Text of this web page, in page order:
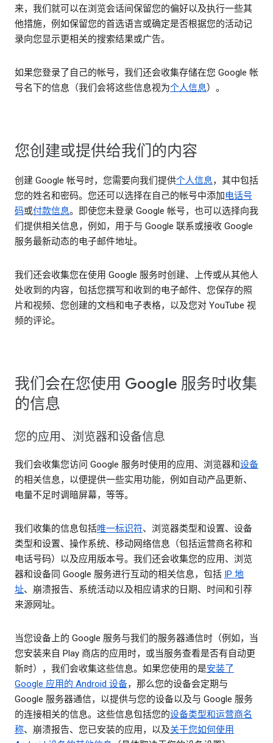
来，我们就可以在浏览会话间保留您的偏好以及执行一些其
他措施，例如保留您的首选语言或确定是否根据您的活动记
录向您显示更相关的搜索结果或广告。
如果您登录了自己的帐号，我们还会收集存储在您 Google 帐
号名下的信息（我们会将这些信息视为个人信息）。
您创建或提供给我们的内容
创建 Google 帐号时，您需要向我们提供个人信息，其中包括
您的姓名和密码。您还可以选择在自己的帐号中添加电话号
码或付款信息。即使您未登录 Google 帐号，也可以选择向我
们提供相关信息，例如，用于与 Google 联系或接收 Google
服务最新动态的电子邮件地址。
我们还会收集您在使用 Google 服务时创建、上传或从其他人
处收到的内容，包括您撰写和收到的电子邮件、您保存的照
片和视频、您创建的文档和电子表格，以及您对 YouTube 视
频的评论。
我们会在您使用 Google 服务时收集
的信息
您的应用、浏览器和设备信息
我们会收集您访问 Google 服务时使用的应用、浏览器和设备
的相关信息，以便提供一些实用功能，例如自动产品更新、
电量不足时调暗屏幕，等等。
我们收集的信息包括唯一标识符、浏览器类型和设置、设备
类型和设置、操作系统、移动网络信息（包括运营商名称和
电话号码）以及应用版本号。我们还会收集您的应用、浏览
器和设备同 Google 服务进行互动的相关信息，包括 IP 地
址、崩溃报告、系统活动以及相应请求的日期、时间和引荐
来源网址。
当您设备上的 Google 服务与我们的服务器通信时（例如，当
您安装来自 Play 商店的应用时，或当服务查看是否有自动更
新时），我们会收集这些信息。如果您使用的是安装了
Google 应用的 Android 设备，那么您的设备会定期与
Google 服务器通信，以提供与您的设备以及与 Google 服务
的连接相关的信息。这些信息包括您的设备类型和运营商名
称、崩溃报告、您已安装的应用，以及关于您如何使用